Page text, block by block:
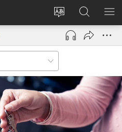
Sproak
fa
dise
Aunmalden
(opens
window)
En
JW.ORG
sieekjen